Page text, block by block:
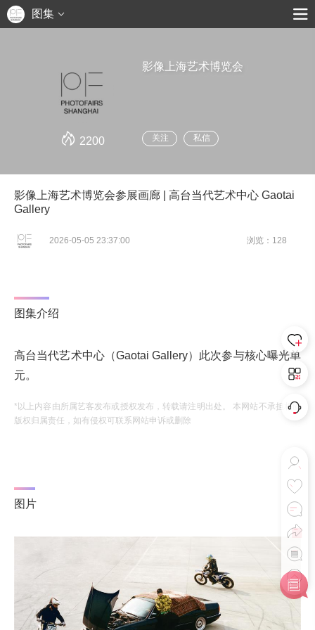
图集
2200
影像上海艺术博览会
关注 私信
影像上海艺术博览会参展画廊 | 高台当代艺术中心 Gaotai
Gallery
2026-05-05 23:37:00 浏览：128
图集介绍
高台当代艺术中心（Gaotai Gallery）此次参与核心曝光单
元。
*以上内容由所属艺客发布或授权发布，转载请注明出处。 本网站不承担相应
版权归属责任，如有侵权可联系网站申诉或删除
图片